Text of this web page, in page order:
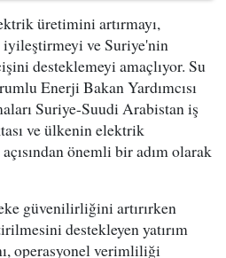
üretimini artırmayı,
ve Suriye'nin
desteklemeyi amaçlıyor. Su
Enerji Bakan Yardımcısı
Suriye-Suudi Arabistan iş
ve ülkenin elektrik
önemli bir adım olarak
güvenilirliğini artırırken
destekleyen yatırım
operasyonel verimliliği